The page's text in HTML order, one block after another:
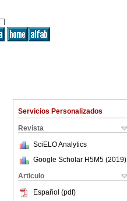
Servicios Personalizados
Revista
SciELO Analytics
Google Scholar H5M5 (2019)
Articulo
Español (pdf)